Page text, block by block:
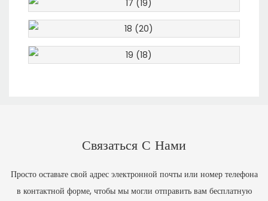
Связаться С Нами
Просто оставьте свой адрес электронной почты или номер телефона
в контактной форме, чтобы мы могли отправить вам бесплатную